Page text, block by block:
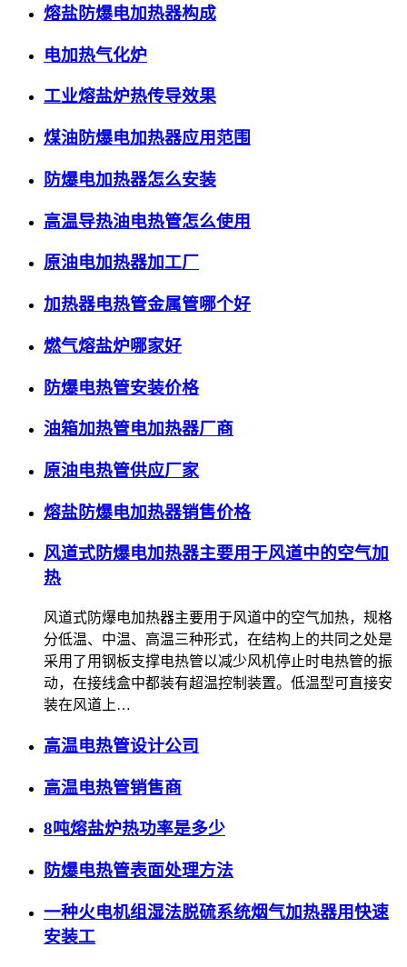
熔盐防爆电加热器构成
电加热气化炉
工业熔盐炉热传导效果
煤油防爆电加热器应用范围
防爆电加热器怎么安装
高温导热油电热管怎么使用
原油电加热器加工厂
加热器电热管金属管哪个好
燃气熔盐炉哪家好
防爆电热管安装价格
油箱加热管电加热器厂商
原油电热管供应厂家
熔盐防爆电加热器销售价格
风道式防爆电加热器主要用于风道中的空气加
热
风道式防爆电加热器主要用于风道中的空气加热，规格
分低温、中温、高温三种形式，在结构上的共同之处是
采用了用钢板支撑电热管以减少风机停止时电热管的振
动，在接线盒中都装有超温控制装置。低温型可直接安
装在风道上…
高温电热管设计公司
高温电热管销售商
8吨熔盐炉热功率是多少
防爆电热管表面处理方法
一种火电机组湿法脱硫系统烟气加热器用快速
安装工